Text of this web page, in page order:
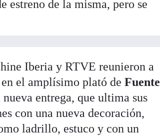
estreno de la misma, pero se
Iberia y RTVE reunieron a
en el amplísimo plató deFuente
entrega, que ultima sus
con una nueva decoración,
ladrillo, estuco y con un